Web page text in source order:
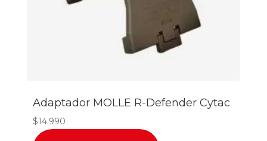
Adaptador MOLLE R-Defender Cytac
$14.990